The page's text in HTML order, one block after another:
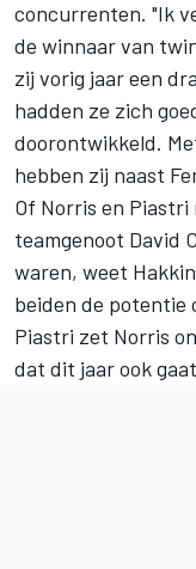
concurrenten. "Ik
de winnaar van
zij vorig jaar een
hadden ze zich
doorontwikkeld.
hebben zij naast
Of Norris en
teamgenoot David
waren, weet
beiden de potentie
Piastri zet Norris
dat dit jaar ook